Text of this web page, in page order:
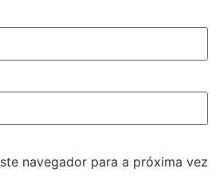
navegador para a próxima vez